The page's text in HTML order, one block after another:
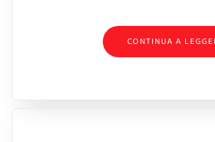
CONTINUA A